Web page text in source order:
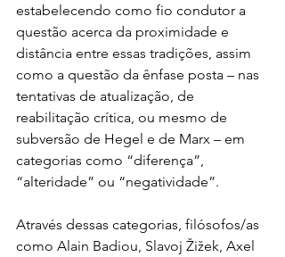
estabelecendo como fio condutor a
questão acerca da proximidade e
distância entre essas tradições, assim
como a questão da ênfase posta – nas
tentativas de atualização, de
reabilitação crítica, ou mesmo de
subversão de Hegel e de Marx – em
categorias como “diferença”,
“alteridade” ou “negatividade”.
Através dessas categorias, filósofos/as
como Alain Badiou, Slavoj Žižek, Axel